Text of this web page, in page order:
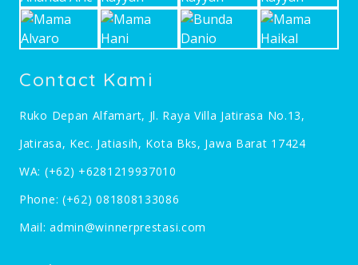
Contact Kami
Ruko Depan Alfamart, Jl. Raya Villa Jatirasa No.13,
Jatirasa, Kec. Jatiasih, Kota Bks, Jawa Barat 17424
WA: (+62) +6281219937010
Phone: (+62) 081808133086
Mail:admin@winnerprestasi.com